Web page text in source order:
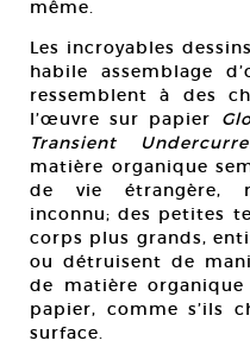
même.
Les incroyables
habile assemblage
ressemblent à des
l’œuvre sur papier
Transient
matière organique
de vie étrangère,
inconnu; des petites
corps plus grands,
ou détruisent de
de matière
papier, comme s’ils
surface.